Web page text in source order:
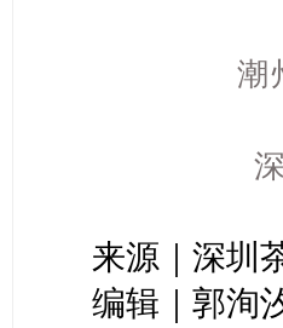
潮
来源｜深圳
编辑｜郭洵